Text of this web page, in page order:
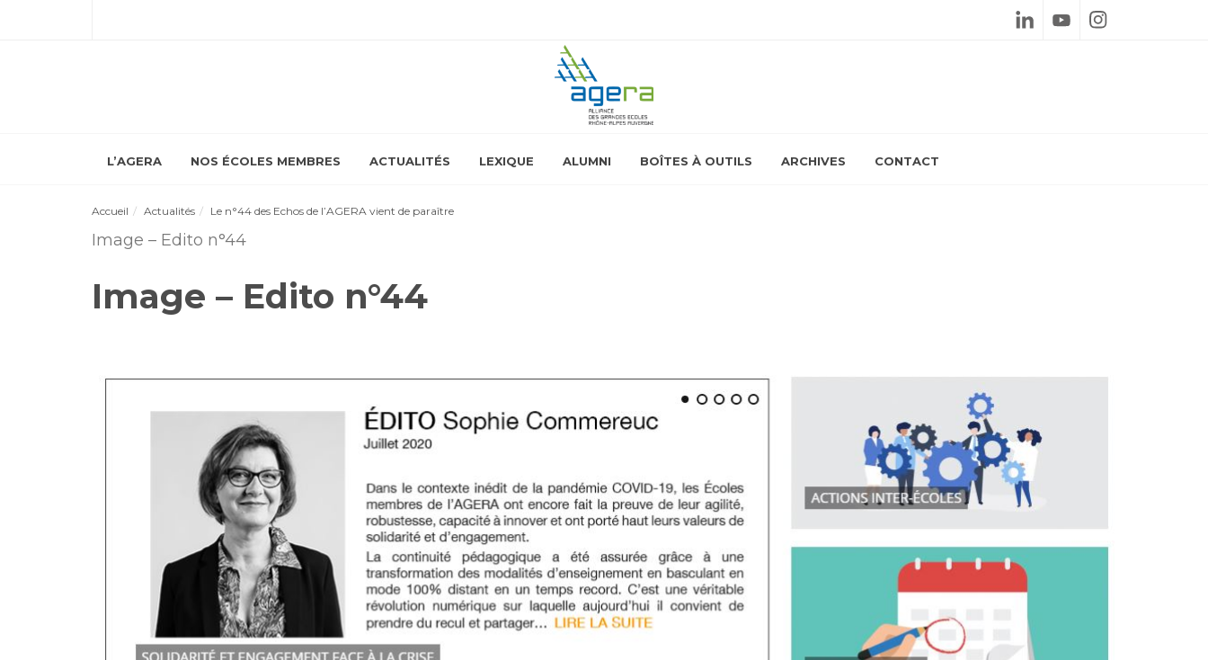
L’AGERA NOS ÉCOLES MEMBRES ACTUALITÉS LEXIQUE ALUMNI BOÎTES À OUTILS ARCHIVES CONTACT
Accueil Actualités Le n°44 des Echos de l’AGERA vient de paraître
Image – Edito n°44
Image – Edito n°44